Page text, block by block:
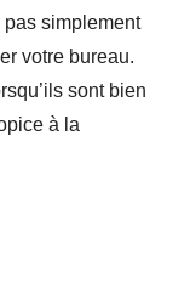
pas simplement
votre bureau.
sont bien
à la